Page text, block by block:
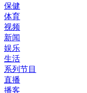
保健
体育
视频
新闻
娱乐
生活
系列节目
直播
播客